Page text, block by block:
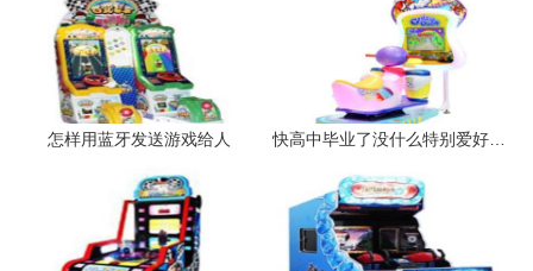
怎样用蓝牙发送游戏给人